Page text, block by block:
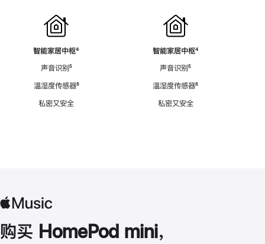
智能家居中枢脚
⁴
声音识别脚
⁵
温湿度传感器脚
⁶
私密又安全
智能家居中枢脚
⁴
声音识别脚
⁵
温湿度传感器脚
⁶
私密又安全
购买 HomePod mini，